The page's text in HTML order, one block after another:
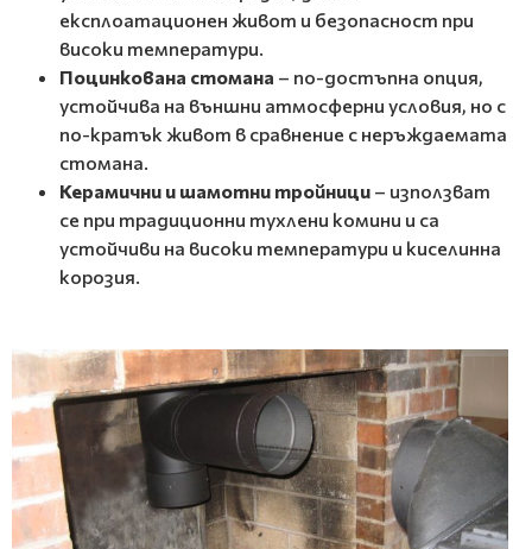
експлоатационен живот и безопасност при
високи температури.
Поцинкована стомана – по-достъпна опция,
устойчива на външни атмосферни условия, но с
по-кратък живот в сравнение с неръждаемата
стомана.
Керамични и шамотни тройници – използват
се при традиционни тухлени комини и са
устойчиви на високи температури и киселинна
корозия.